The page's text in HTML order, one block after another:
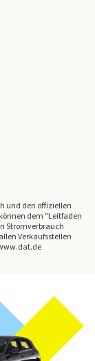
und den offiziellen
dem "Leitfaden
Stromverbrauch
Verkaufsstellen